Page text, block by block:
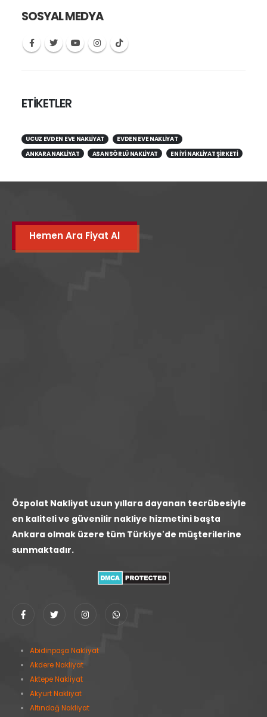
SOSYAL MEDYA
ETİKETLER
UCUZ EVDEN EVE NAKLIYAT
EVDEN EVE NAKLIYAT
ANKARA NAKLIYAT
ASANSÖRLÜ NAKLIYAT EN IYI NAKLIYAT ŞIRKETI
Hemen Ara Fiyat Al
Özpolat Nakliyat uzun yıllara dayanan tecrübesiyle
en kaliteli ve güvenilir nakliye hizmetini başta
Ankara olmak üzere tüm Türkiye'de müşterilerine
sunmaktadır.
Abidinpaşa Nakliyat
Akdere Nakliyat
Aktepe Nakliyat
Akyurt Nakliyat
Altındağ Nakliyat